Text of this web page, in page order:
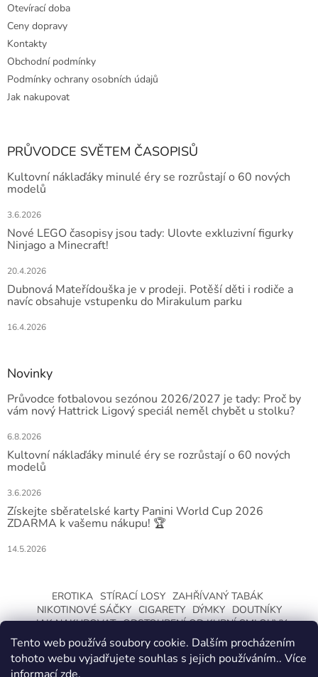
Tento web používá soubory cookie. Dalším procházením
tohoto webu vyjadřujete souhlas s jejich používáním.. Více
Otevírací doba
Ceny dopravy
Kontakty
Obchodní podmínky
Podmínky ochrany osobních údajů
Jak nakupovat
PRŮVODCE SVĚTEM ČASOPISŮ
Kultovní náklaďáky minulé éry se rozrůstají o 60 nových
modelů
3.6.2026
Nové LEGO časopisy jsou tady: Ulovte exkluzivní figurky
Ninjago a Minecraft!
20.4.2026
Dubnová Mateřídouška je v prodeji. Potěší děti i rodiče a
navíc obsahuje vstupenku do Mirakulum parku
16.4.2026
Novinky
Průvodce fotbalovou sezónou 2026/2027 je tady: Proč by
vám nový Hattrick Ligový speciál neměl chybět u stolku?
6.8.2026
Kultovní náklaďáky minulé éry se rozrůstají o 60 nových
modelů
3.6.2026
Získejte sběratelské karty Panini World Cup 2026
ZDARMA k vašemu nákupu! 🏆
14.5.2026
EROTIKA STÍRACÍ LOSY ZAHŘÍVANÝ TABÁK
NIKOTINOVÉ SÁČKY CIGARETY DÝMKY
DOUTNÍKY
JAK NAKUPOVAT ODSTOUPENÍ OD KUPNÍ SMLOUVY